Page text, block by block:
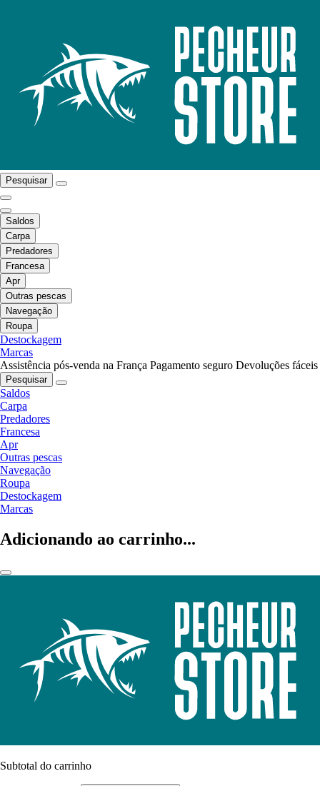
Pesquisar
Saldos
Carpa
Predadores
Francesa
Apr
Outras pescas
Navegação
Roupa
Destockagem
Marcas
Assistência pós-venda na França Pagamento seguro Devoluções fáceis
Pesquisar
Saldos
Carpa
Predadores
Francesa
Apr
Outras pescas
Navegação
Roupa
Destockagem
Marcas
Adicionando ao carrinho...
Subtotal do carrinho